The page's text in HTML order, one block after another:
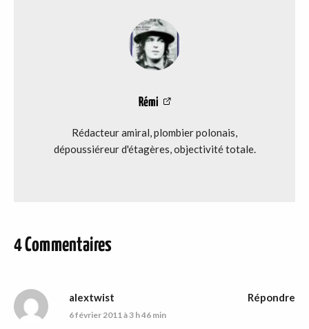
Rémi
Rédacteur amiral, plombier polonais,
dépoussiéreur d'étagères, objectivité totale.
4 Commentaires
alextwist
6 février 2011 à 3 h 46 min
Répondre